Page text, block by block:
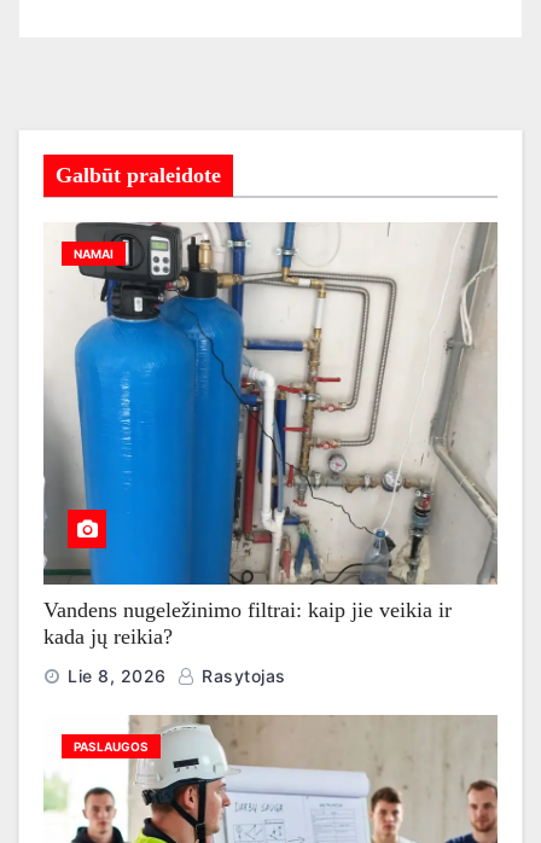
Galbūt praleidote
NAMAI
Vandens nugeležinimo filtrai: kaip jie veikia ir
kada jų reikia?
Lie 8, 2026 Rasytojas
PASLAUGOS